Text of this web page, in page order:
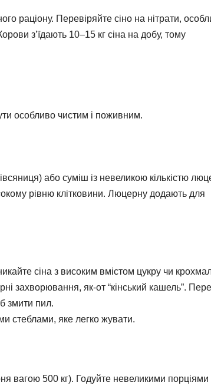
раціону. Перевіряйте сіно на нітрати,
з’їдають 10–15 кг сіна на добу, тому
особливо чистим і поживним.
або суміш із невеликою кількістю
рівню клітковини. Люцерну додають для
сіна з високим вмістом цукру чи
захворювання, як-от “кінський кашель”.
змити пил.
стеблами, яке легко жувати.
вагою 500 кг). Годуйте невеликими